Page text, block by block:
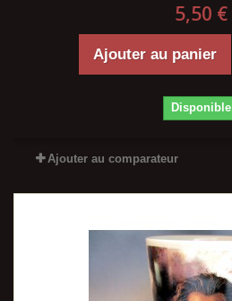
5,50 €
Ajouter au panier
Disponible
Ajouter au comparateur